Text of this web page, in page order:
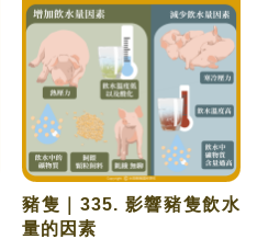
豬隻｜335. 影響豬隻飲水
量的因素